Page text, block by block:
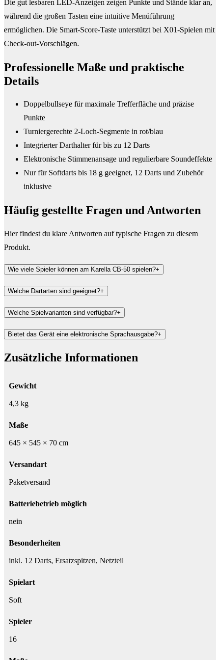
Die gut lesbaren LED-Anzeigen zeigen Punkte und Stände klar an,
während die großen Tasten eine intuitive Menüführung
ermöglichen. Die Smart-Score-Taste unterstützt bei X01-Spielen mit
Check-out-Vorschlägen.
Professionelle Maße und praktische
Details
Doppelbullseye für maximale Trefferfläche und präzise
Punkte
Turniergerechte 2-Loch-Segmente in rot/blau
Integrierter Darthalter für bis zu 12 Darts
Elektronische Stimmenansage und regulierbare Soundeffekte
Nur für Softdarts bis 18 g geeignet, 12 Darts und Zubehör
inklusive
Häufig gestellte Fragen undAntworten
Hier findest du klare Antworten auf typische Fragen zu diesem
Produkt.
Wie viele Spieler können am Karella CB-50 spielen?+
Welche Dartarten sind geeignet?+
Welche Spielvarianten sind verfügbar?+
Bietet das Gerät eine elektronische Sprachausgabe?+
Zusätzliche Informationen
Gewicht
4,3 kg
Maße
645 × 545 × 70 cm
Versandart
Paketversand
Batteriebetrieb möglich
nein
Besonderheiten
inkl. 12 Darts, Ersatzspitzen, Netzteil
Spielart
Soft
Spieler
16